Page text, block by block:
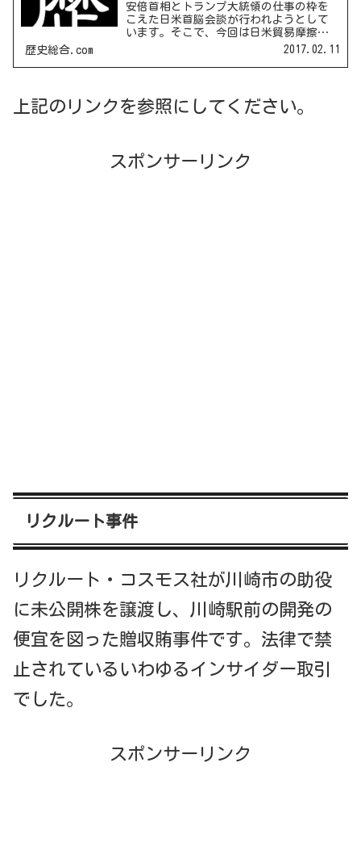
安倍首相とトランプ大統領の仕事の枠を
こえた日米首脳会談が行われようとして
います。そこで、今回は日米貿易摩擦に
ついてまとめておきたいと思います。プ
本への輸出を減らす要求は、実は1960年
歴史総合.com 2017.02.11
上記のリンクを参照にしてください。
スポンサーリンク
リクルート事件
リクルート・コスモス社が川崎市の助役
に未公開株を譲渡し、川崎駅前の開発の
便宜を図った贈収賄事件です。法律で禁
止されているいわゆるインサイダー取引
でした。
スポンサーリンク